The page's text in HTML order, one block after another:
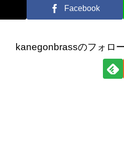
Facebook
kanegonbrassのフォロ